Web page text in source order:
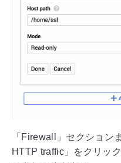
「Firewall」セクション
HTTP traffic」をクリッ